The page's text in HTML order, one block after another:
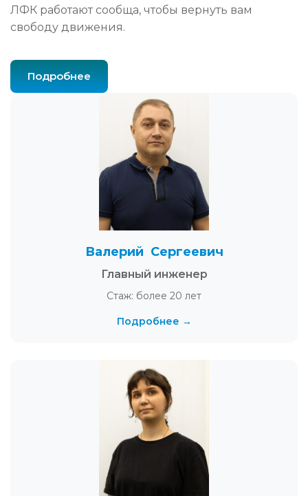
ЛФК работают сообща, чтобы вернуть вам
свободу движения.
Подробнее
Валерий Сергеевич
Главный инженер
Стаж: более 20 лет
Подробнее →